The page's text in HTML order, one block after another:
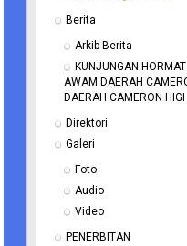
Berita
Arkib Berita
KUNJUNGAN
AWAM DAERAH
DAERAH CAMERON
Direktori
Galeri
Foto
Audio
Video
PENERBITAN